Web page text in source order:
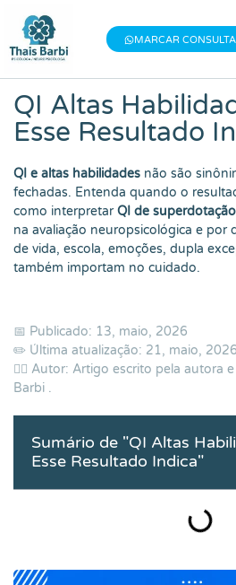
Baixe meu E-book gratuito "3
Bem-estar"!
MARCAR CONSULTA
QI Altas
Esse Resultado
QI e altas habilidades não são
fechadas. Entenda quando o
como interpretarQI de superdotação
na avaliação neuropsicológica e por
de vida, escola, emoções, dupla
também importam no cuidado.
📅 Publicado: 13, maio, 2026
✏️ Última atualização: 21, maio, 2026
👨‍⚕️ Autor: Artigo escrito pela autora
Barbi .
Sumário de "QI Altas
Esse Resultado Indica"